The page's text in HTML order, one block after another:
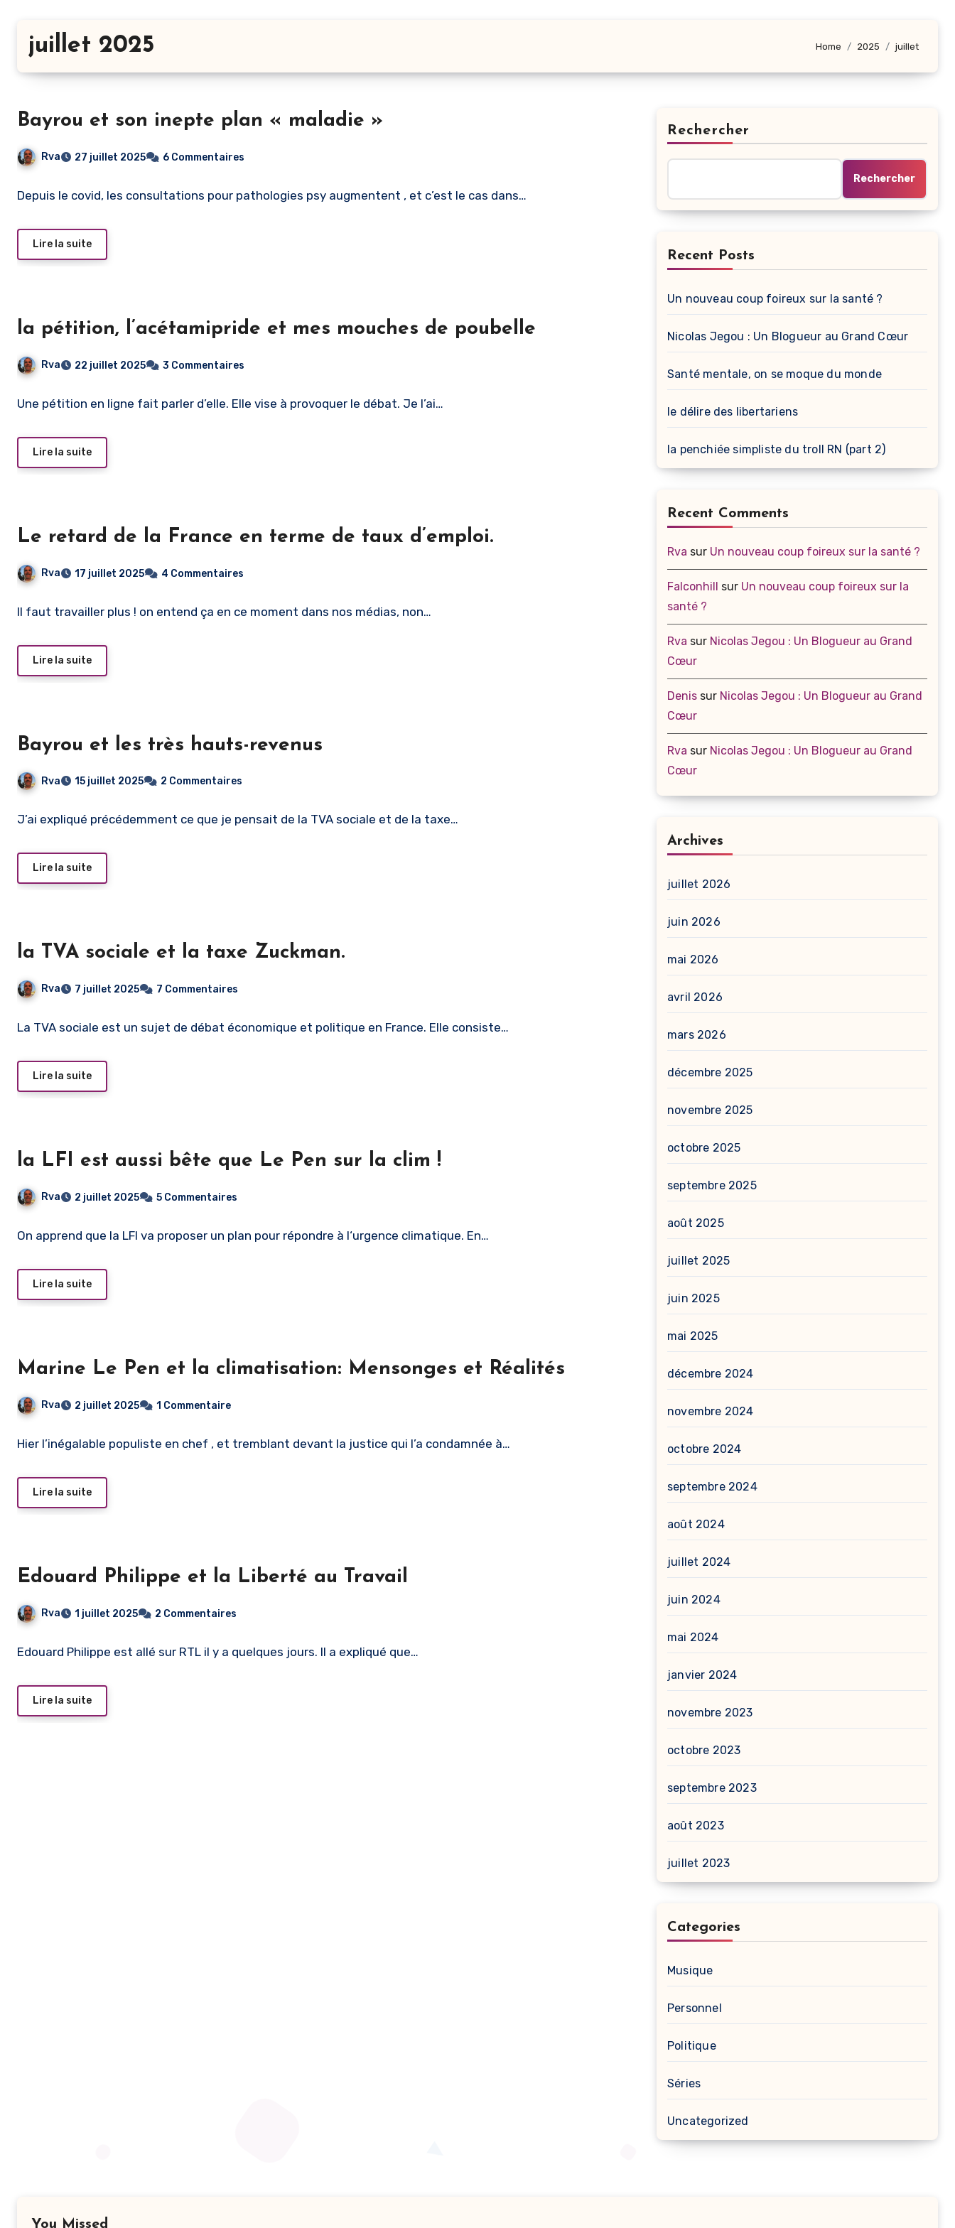
juillet 2025 Home 2025 juillet
Bayrou et son inepte plan « maladie »
Rva 27 juillet 2025 6 Commentaires
Depuis le covid, les consultations pour pathologies psy augmentent , et c’est le cas dans…
Lire la suite
la pétition, l’acétamipride et mes mouches de poubelle
Rva 22 juillet 2025 3 Commentaires
Une pétition en ligne fait parler d’elle. Elle vise à provoquer le débat. Je l’ai…
Lire la suite
Le retard de la France en terme de taux d’emploi.
Rva 17 juillet 2025 4 Commentaires
Il faut travailler plus ! on entend ça en ce moment dans nos médias, non…
Lire la suite
Bayrou et les très hauts-revenus
Rva 15 juillet 2025 2 Commentaires
J’ai expliqué précédemment ce que je pensait de la TVA sociale et de la taxe…
Lire la suite
la TVA sociale et la taxe Zuckman.
Rva 7 juillet 2025 7 Commentaires
La TVA sociale est un sujet de débat économique et politique en France. Elle consiste…
Lire la suite
la LFI est aussi bête que Le Pen sur la clim !
Rva 2 juillet 2025 5 Commentaires
On apprend que la LFI va proposer un plan pour répondre à l‘urgence climatique. En…
Lire la suite
Marine Le Pen et la climatisation: Mensonges et Réalités
Rva 2 juillet 2025 1 Commentaire
Hier l’inégalable populiste en chef , et tremblant devant la justice qui l’a condamnée à…
Lire la suite
Edouard Philippe et la Liberté au Travail
Rva 1 juillet 2025 2 Commentaires
Edouard Philippe est allé sur RTL il y a quelques jours. Il a expliqué que…
Lire la suite
Rechercher
Rechercher
Recent Posts
Un nouveau coup foireux sur la santé ?
Nicolas Jegou : Un Blogueur au Grand Cœur
Santé mentale, on se moque du monde
le délire des libertariens
la penchiée simpliste du troll RN (part 2)
Recent Comments
Rva sur Un nouveau coup foireux sur la santé ?
Falconhill sur Un nouveau coup foireux sur la
santé ?
Rva sur Nicolas Jegou : Un Blogueur au Grand
Cœur
Denis sur Nicolas Jegou : Un Blogueur au Grand
Cœur
Rva sur Nicolas Jegou : Un Blogueur au Grand
Cœur
Archives
juillet 2026
juin 2026
mai 2026
avril 2026
mars 2026
décembre 2025
novembre 2025
octobre 2025
septembre 2025
août 2025
juillet 2025
juin 2025
mai 2025
décembre 2024
novembre 2024
octobre 2024
septembre 2024
août 2024
juillet 2024
juin 2024
mai 2024
janvier 2024
novembre 2023
octobre 2023
septembre 2023
août 2023
juillet 2023
Categories
Musique
Personnel
Politique
Séries
Uncategorized
You Missed